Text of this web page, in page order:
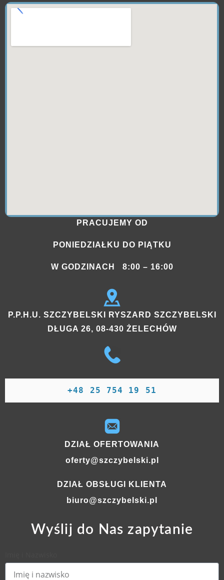
PRACUJEMY OD
PONIEDZIAŁKU DO PIĄTKU
W GODZINACH 8:00 – 16:00
P.P.H.U. SZCZYBELSKI RYSZARD SZCZYBELSKI
DŁUGA 26, 08-430 ŻELECHÓW
+48 25 754 19 51
DZIAŁ OFERTOWANIA
oferty@szczybelski.pl
DZIAŁ OBSŁUGI KLIENTA
biuro@szczybelski.pl
Wyślij do Nas zapytanie